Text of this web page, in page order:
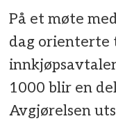
På et møte
dag orienterte
1000 blir en
Avgjørelsen